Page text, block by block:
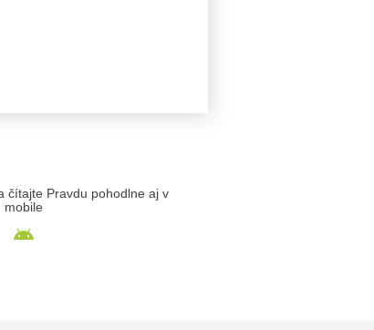
čítajte Pravdu pohodlne aj v
mobile